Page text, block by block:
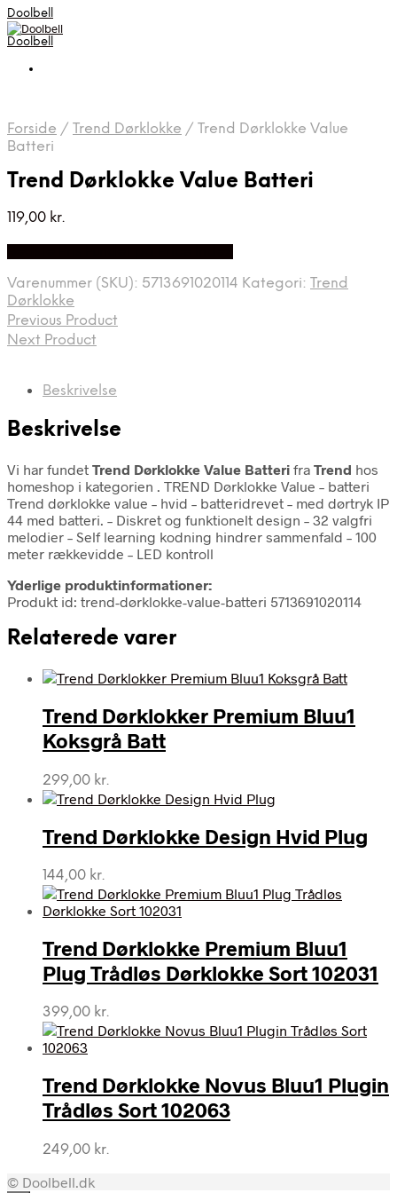
Doolbell
Doolbell
Forside / Trend Dørklokke / Trend Dørklokke Value
Batteri
Trend Dørklokke Value Batteri
119,00 kr.
Varenummer (SKU): 5713691020114 Kategori: Trend
Dørklokke
Previous Product
Next Product
Beskrivelse
Beskrivelse
Vi har fundet Trend Dørklokke Value Batteri fra Trend hos
homeshop i kategorien . TREND Dørklokke Value – batteri
Trend dørklokke value – hvid – batteridrevet – med dørtryk IP
44 med batteri. – Diskret og funktionelt design – 32 valgfri
melodier – Self learning kodning hindrer sammenfald – 100
meter rækkevidde – LED kontroll
Yderlige produktinformationer:
Produkt id: trend-dørklokke-value-batteri 5713691020114
Relaterede varer
Trend Dørklokker Premium Bluu1
Koksgrå Batt
299,00 kr.
Trend Dørklokke Design Hvid Plug
144,00 kr.
Trend Dørklokke Premium Bluu1
Plug Trådløs Dørklokke Sort 102031
399,00 kr.
Trend Dørklokke Novus Bluu1 Plugin
Trådløs Sort 102063
249,00 kr.
© Doolbell.dk